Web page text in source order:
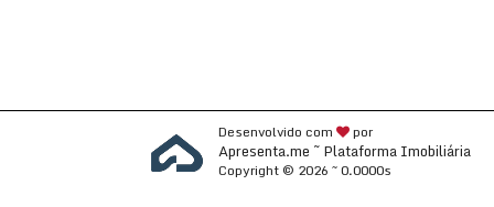
Desenvolvido com por
Apresenta.me ~ Plataforma Imobiliária
Copyright © 2026 ~ 0.0000s